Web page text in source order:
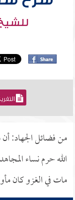
من فضائل الجهاد: أن
الله حرم نساء
مات في الغزو كان